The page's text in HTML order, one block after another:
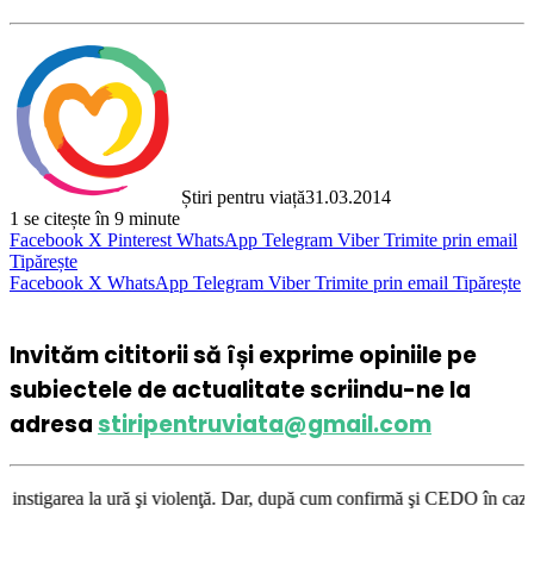
Știri pentru viață31.03.2014
1 se citește în 9 minute
Facebook X Pinterest WhatsApp Telegram Viber Trimite prin email
Tipărește
Facebook X WhatsApp Telegram Viber Trimite prin email Tipărește
Invităm cititorii să își exprime opiniile pe
subiectele de actualitate scriindu-ne la
adresastiripentruviata@gmail.com
şi violenţă. Dar, după cum confirmă şi CEDO în cazul Handyside